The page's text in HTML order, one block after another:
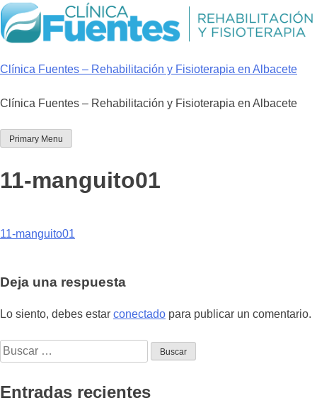
Skip
to
content
Clínica Fuentes – Rehabilitación y Fisioterapia en Albacete
Clínica Fuentes – Rehabilitación y Fisioterapia en Albacete
Primary Menu
11-manguito01
11-manguito01
Deja una respuesta
Lo siento, debes estar conectado para publicar un comentario.
Buscar:
Entradas recientes